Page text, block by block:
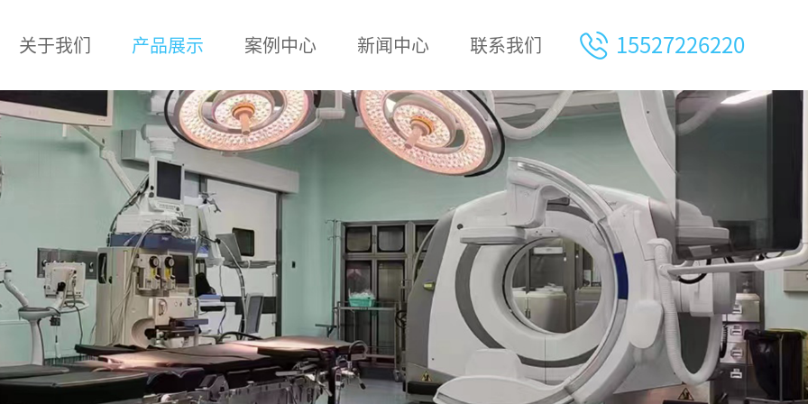
关于我们 产品展示 案例中心 新闻中心 联系我们 15527226220